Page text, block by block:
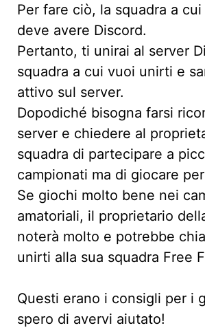
Per fare ciò, la squadra a
deve avere Discord.
Pertanto, ti unirai al server
squadra a cui vuoi unirti e
attivo sul server.
Dopodiché bisogna farsi
server e chiedere al
squadra di partecipare a
campionati ma di giocare
Se giochi molto bene nei
amatoriali, il proprietario
noterà molto e potrebbe
unirti alla sua squadra Free
Questi erano i consigli per i
spero di avervi aiutato!